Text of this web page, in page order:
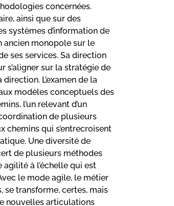
concernées.
ainsi que sur des
systèmes d’information de
ancien monopole sur le
ses services. Sa direction
s’aligner sur la stratégie de
L’examen de la
modèles conceptuels des
l’un relevant d’un
de plusieurs
chemins qui s’entrecroisent
Une diversité de
de plusieurs méthodes
à l’échelle qui est
le mode agile, le métier
se transforme, certes, mais
nouvelles articulations